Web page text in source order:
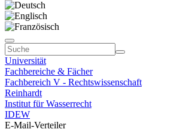
Universität
Fachbereiche & Fächer
Fachbereich V - Rechtswissenschaft
Reinhardt
Institut für Wasserrecht
IDEW
E-Mail-Verteiler